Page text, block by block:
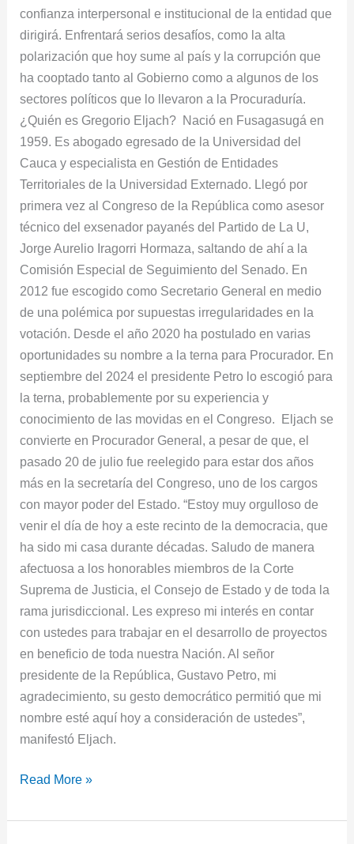
confianza interpersonal e institucional de la entidad que
dirigirá. Enfrentará serios desafíos, como la alta
polarización que hoy sume al país y la corrupción que
ha cooptado tanto al Gobierno como a algunos de los
sectores políticos que lo llevaron a la Procuraduría.
¿Quién es Gregorio Eljach? Nació en Fusagasugá en
1959. Es abogado egresado de la Universidad del
Cauca y especialista en Gestión de Entidades
Territoriales de la Universidad Externado. Llegó por
primera vez al Congreso de la República como asesor
técnico del exsenador payanés del Partido de La U,
Jorge Aurelio Iragorri Hormaza, saltando de ahí a la
Comisión Especial de Seguimiento del Senado. En
2012 fue escogido como Secretario General en medio
de una polémica por supuestas irregularidades en la
votación. Desde el año 2020 ha postulado en varias
oportunidades su nombre a la terna para Procurador. En
septiembre del 2024 el presidente Petro lo escogió para
la terna, probablemente por su experiencia y
conocimiento de las movidas en el Congreso. Eljach se
convierte en Procurador General, a pesar de que, el
pasado 20 de julio fue reelegido para estar dos años
más en la secretaría del Congreso, uno de los cargos
con mayor poder del Estado. “Estoy muy orgulloso de
venir el día de hoy a este recinto de la democracia, que
ha sido mi casa durante décadas. Saludo de manera
afectuosa a los honorables miembros de la Corte
Suprema de Justicia, el Consejo de Estado y de toda la
rama jurisdiccional. Les expreso mi interés en contar
con ustedes para trabajar en el desarrollo de proyectos
en beneficio de toda nuestra Nación. Al señor
presidente de la República, Gustavo Petro, mi
agradecimiento, su gesto democrático permitió que mi
nombre esté aquí hoy a consideración de ustedes”,
manifestó Eljach.
Read More »